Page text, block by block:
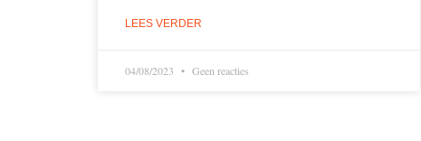
LEES VERDER
04/08/2023 Geen reacties